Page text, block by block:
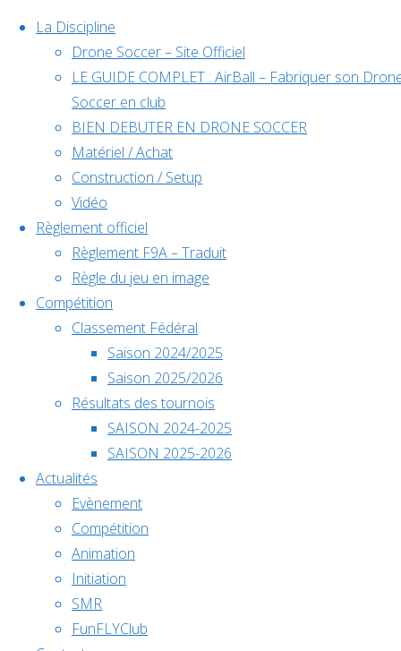
content
La Discipline
Drone Soccer – Site Officiel
LE GUIDE COMPLET : AirBall – Fabriquer son
Soccer en club
BIEN DEBUTER EN DRONE SOCCER
Matériel / Achat
Construction / Setup
Vidéo
Règlement officiel
Règlement F9A – Traduit
Règle du jeu en image
Compétition
Classement Fédéral
Saison 2024/2025
Saison 2025/2026
Résultats des tournois
SAISON 2024-2025
SAISON 2025-2026
Actualités
Evènement
Compétition
Animation
Initiation
SMR
FunFLYClub
Évènements
à venir
5 décembre @
décembre @
Championnat
France
©2024 Drone Soccer